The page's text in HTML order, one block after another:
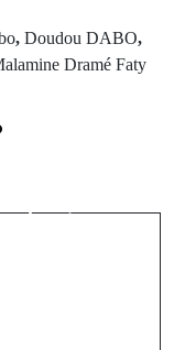
, Doudou DABO,
Dramé Faty